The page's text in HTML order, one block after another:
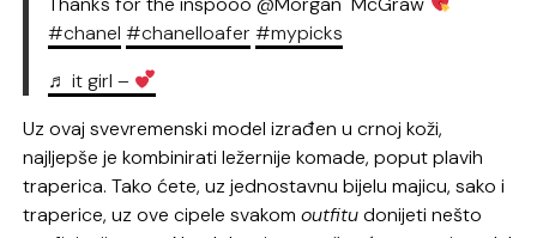
#chanel #chanelloafer#mypicks
♬ it girl –
Uz ovaj svevremenski model izrađen u crnoj koži,
najljepše je kombinirati ležernije komade, poput plavih
traperica. Tako ćete, uz jednostavnu bijelu majicu, sako i
traperice, uz ove cipele svakomoutfitudonijeti nešto